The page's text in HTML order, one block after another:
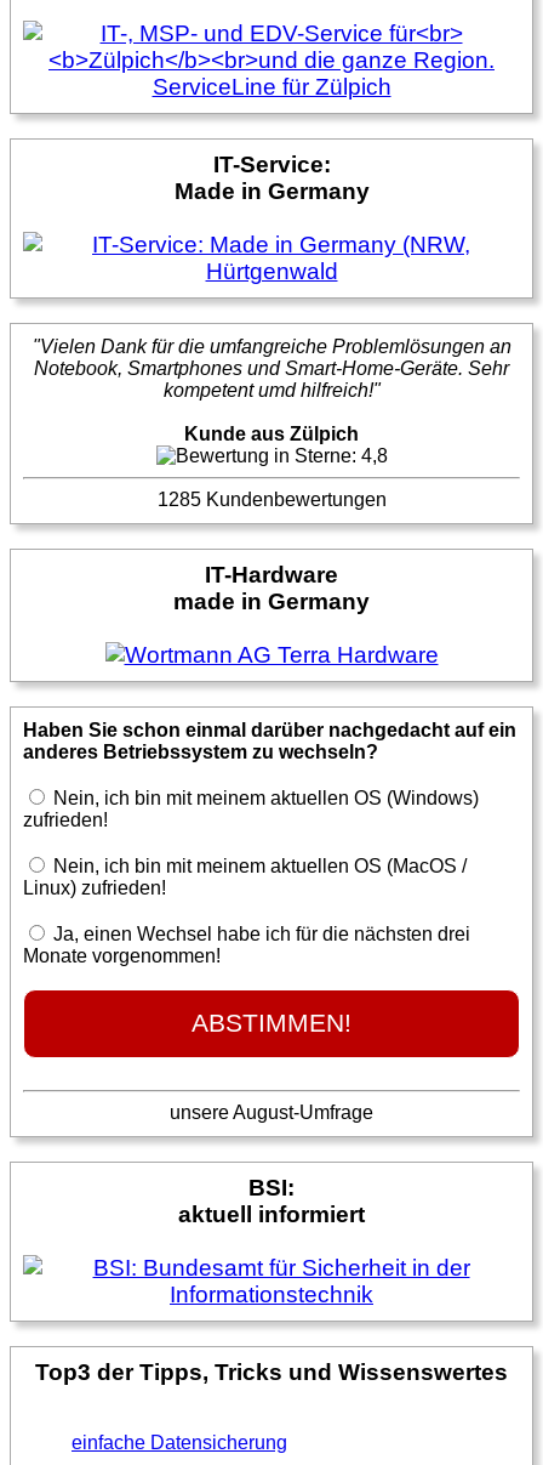
IT-Service:
Made in Germany
"Vielen Dank für die umfangreiche Problemlösungen an
Notebook, Smartphones und Smart-Home-Geräte. Sehr
kompetent umd hilfreich!"
Kunde aus Zülpich
1285 Kundenbewertungen
IT-Hardware
made in Germany
Haben Sie schon einmal darüber nachgedacht auf ein
anderes Betriebssystem zu wechseln?
Nein, ich bin mit meinem aktuellen OS (Windows)
zufrieden!
Nein, ich bin mit meinem aktuellen OS (MacOS /
Linux) zufrieden!
Ja, einen Wechsel habe ich für die nächsten drei
Monate vorgenommen!
unsere August-Umfrage
BSI:
aktuell informiert
Top3 der Tipps, Tricks und Wissenswertes
einfache Datensicherung